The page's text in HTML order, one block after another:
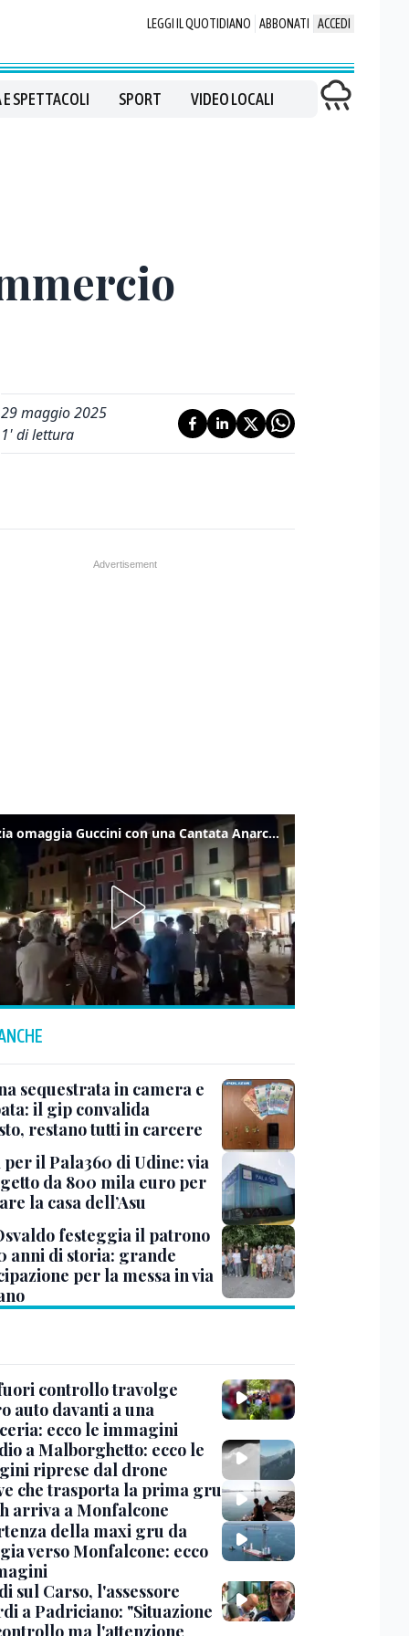
LEGGI IL QUOTIDIANO ABBONATI ACCEDI
E SPETTACOLI SPORT VIDEO LOCALI
29 maggio 2025
1' di lettura
Venezia omaggia Guccini con una Cantata Anarchica in campo Santa Margherita
sequestrata in camera e
il gip convalida
restano tutti in carcere
per il Pala360 di Udine: via
da 800 mila euro per
la casa dell’Asu
festeggia il patrono
anni di storia: grande
per la messa in via
controllo travolge
auto davanti a una
ecco le immagini
a Malborghetto: ecco le
riprese dal drone
che trasporta la prima gru
arriva a Monfalcone
della maxi gru da
verso Monfalcone: ecco
sul Carso, l'assessore
a Padriciano: "Situazione
ma l'attenzione